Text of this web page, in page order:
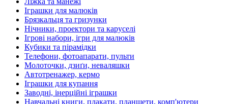
Іграшки для малюків
Брязкальця та гризунки
Нічники, проектори та каруселі
Ігрові набори, ігри для малюків
Кубики та пірамідки
Телефони, фотоапарати, пульти
Молоточки, дзиґи, неваляшки
Автотренажер, кермо
Іграшки для купання
Заводні, інерційні іграшки
Навчальні книги, плакати, планшети, комп'ютери